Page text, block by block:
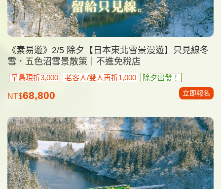
《素易遊》2/5 除夕【日本東北雪景漫遊】只見線冬
雪．五色沼雪景散策｜不進免稅店
早鳥現折3,000 老客人/雙人再折1,000 除夕出發！
NT$68,800 立即報名